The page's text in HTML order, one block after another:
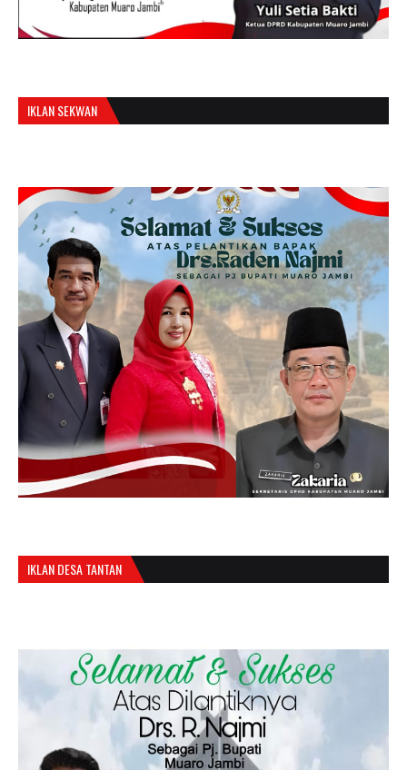
IKLAN SEKWAN
IKLAN DESA TANTAN